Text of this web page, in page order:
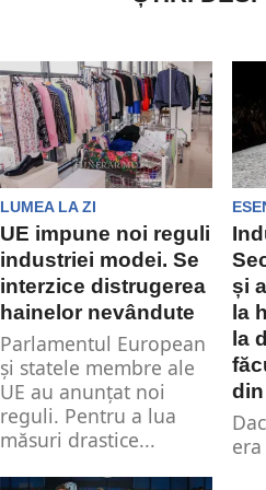
LUMEA LA ZI
UE impune noi reguli
industriei modei. Se
interzice distrugerea
hainelor nevândute
Parlamentul European
și statele membre ale
UE au anunțat noi
reguli. Pentru a lua
măsuri drastice...
și
la
la